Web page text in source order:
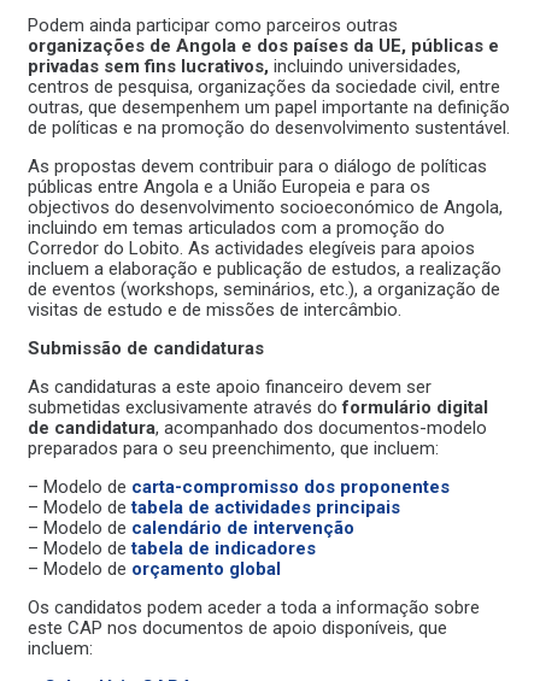
Podem ainda participar como parceiros outras
organizações de Angola e dos países da UE, públicas e
privadas sem fins lucrativos, incluindo universidades,
centros de pesquisa, organizações da sociedade civil, entre
outras, que desempenhem um papel importante na definição
de políticas e na promoção do desenvolvimento sustentável.
As propostas devem contribuir para o diálogo de políticas
públicas entre Angola e a União Europeia e para os
objectivos do desenvolvimento socioeconómico de Angola,
incluindo em temas articulados com a promoção do
Corredor do Lobito. As actividades elegíveis para apoios
incluem a elaboração e publicação de estudos, a realização
de eventos (workshops, seminários, etc.), a organização de
visitas de estudo e de missões de intercâmbio.
Submissão de candidaturas
As candidaturas a este apoio financeiro devem ser
submetidas exclusivamente através doformulário digital
de candidatura, acompanhado dos documentos-modelo
preparados para o seu preenchimento, que incluem:
– Modelo de carta-compromisso dos proponentes
– Modelo detabela de actividades principais
– Modelo de calendário de intervenção
– Modelo detabela de indicadores
– Modelo de orçamento global
Os candidatos podem aceder a toda a informação sobre
este CAP nos documentos de apoio disponíveis, que
incluem: